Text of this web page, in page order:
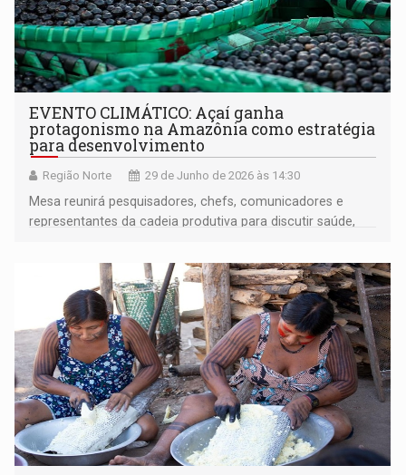
EVENTO CLIMÁTICO: Açaí ganha
protagonismo na Amazônia como estratégia
para desenvolvimento
Região Norte 29 de Junho de 2026 às 14:30
Mesa reunirá pesquisadores, chefs, comunicadores e
representantes da cadeia produtiva para discutir saúde,
durante a II Semana do Clima da Amazônia, em Belém